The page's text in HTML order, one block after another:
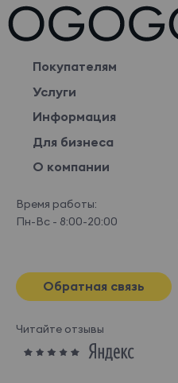
Покупателям
Услуги
Информация
Для бизнеса
О компании
Время работы:
Пн-Вс - 8:00-20:00
Обратная связь
Читайте отзывы